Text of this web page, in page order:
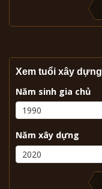
Xem tuổi xây dựng
Năm sinh gia chủ
Năm xây dựng